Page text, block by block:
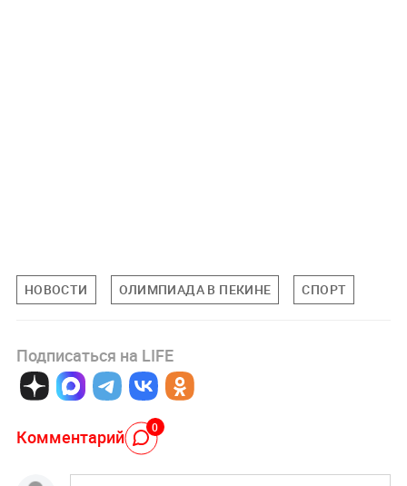
НОВОСТИ ОЛИМПИАДА В ПЕКИНЕ СПОРТ
Подписаться на LIFE
Комментарий 0